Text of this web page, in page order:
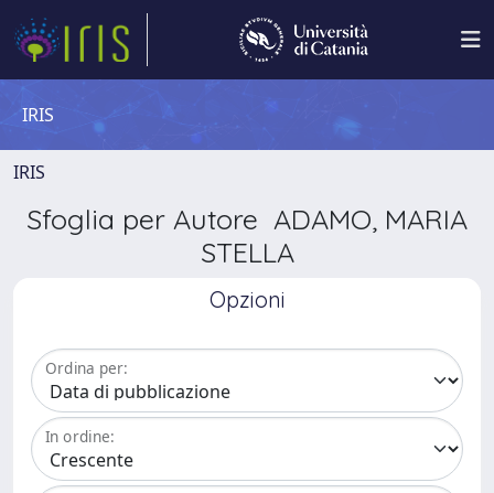
IRIS
IRIS
Sfoglia per Autore ADAMO, MARIA
STELLA
Opzioni
Ordina per:
In ordine: